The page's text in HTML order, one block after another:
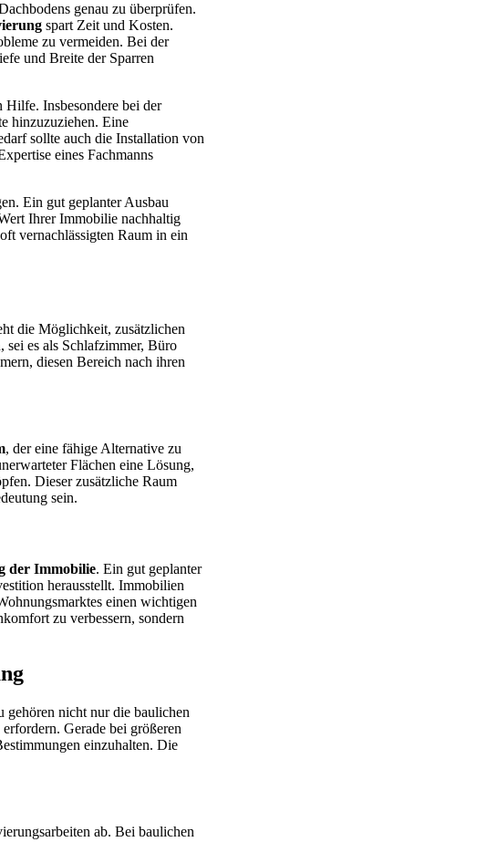
genau zu überprüfen.
spart Zeit und Kosten.
zu vermeiden. Bei der
und Breite der Sparren
Insbesondere bei der
hinzuzuziehen. Eine
sollte auch die Installation von
eines Fachmanns
Ein gut geplanter Ausbau
Ihrer Immobilie nachhaltig
vernachlässigten Raum in ein
die Möglichkeit, zusätzlichen
sei es als Schlafzimmer, Büro
diesen Bereich nach ihren
, der eine fähige Alternative zu
Flächen eine Lösung,
Dieser zusätzliche Raum
sein.
der Immobilie. Ein gut geplanter
herausstellt. Immobilien
einen wichtigen
zu verbessern, sondern
gehören nicht nur die baulichen
erfordern. Gerade bei größeren
einzuhalten. Die
ab. Bei baulichen